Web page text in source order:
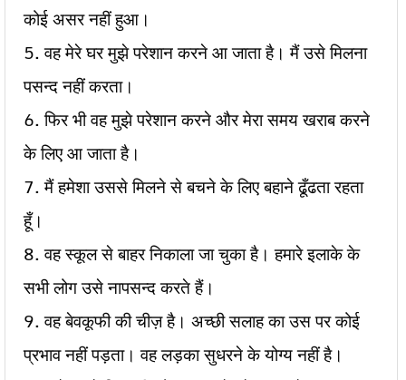
कोई असर नहीं हुआ।
5. वह मेरे घर मुझे परेशान करने आ जाता है। मैं उसे मिलना
पसन्द नहीं करता।
6. फिर भी वह मुझे परेशान करने और मेरा समय खराब करने
के लिए आ जाता है।
7. मैं हमेशा उससे मिलने से बचने के लिए बहाने ढूँढता रहता
हूँ।
8. वह स्कूल से बाहर निकाला जा चुका है। हमारे इलाके के
सभी लोग उसे नापसन्द करते हैं।
9. वह बेवकूफी की चीज़ है। अच्छी सलाह का उस पर कोई
प्रभाव नहीं पड़ता। वह लड़का सुधरने के योग्य नहीं है।